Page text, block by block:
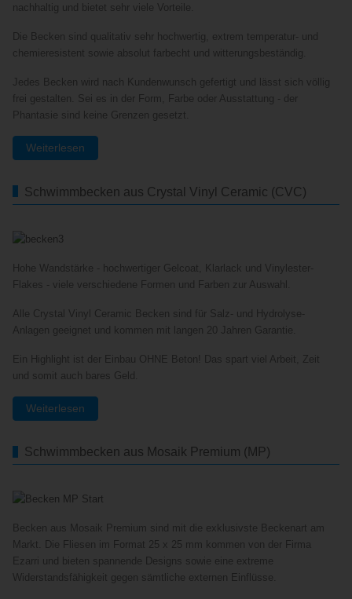
nachhaltig und bietet sehr viele Vorteile.
Die Becken sind qualitativ sehr hochwertig, extrem temperatur- und
chemieresistent sowie absolut farbecht und witterungsbeständig.
Jedes Becken wird nach Kundenwunsch gefertigt und lässt sich völlig
frei gestalten. Sei es in der Form, Farbe oder Ausstattung - der
Phantasie sind keine Grenzen gesetzt.
Weiterlesen
Schwimmbecken aus Crystal Vinyl Ceramic (CVC)
Hohe Wandstärke - hochwertiger Gelcoat, Klarlack und Vinylester-
Flakes - viele verschiedene Formen und Farben zur Auswahl.
Alle Crystal Vinyl Ceramic Becken sind für Salz- und Hydrolyse-
Anlagen geeignet und kommen mit langen 20 Jahren Garantie.
Ein Highlight ist der Einbau OHNE Beton! Das spart viel Arbeit, Zeit
und somit auch bares Geld.
Weiterlesen
Schwimmbecken aus Mosaik Premium (MP)
Becken aus Mosaik Premium sind mit die exklusivste Beckenart am
Markt. Die Fliesen im Format 25 x 25 mm kommen von der Firma
Ezarri und bieten spannende Designs sowie eine extreme
Widerstandsfähigkeit gegen sämtliche externen Einflüsse.